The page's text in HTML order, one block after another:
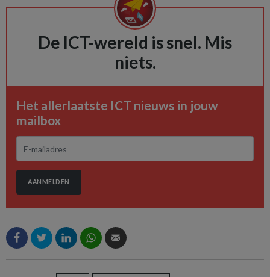
De ICT-wereld is snel. Mis
niets.
Het allerlaatste ICT nieuws in jouw
mailbox
AANMELDEN